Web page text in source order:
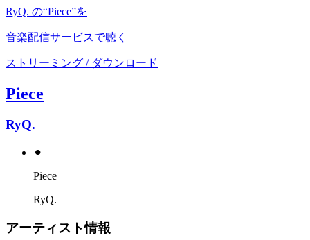
RyQ. の“Piece”を
音楽配信サービスで聴く
ストリーミング / ダウンロード
Piece
RyQ.
⚫︎
Piece
RyQ.
アーティスト情報